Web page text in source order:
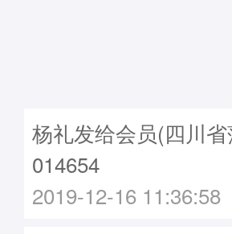
杨礼发给会员(四川
014654
2019-12-16 11:36:58